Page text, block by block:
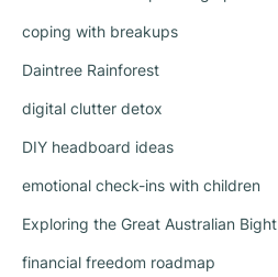
coping with breakups
Daintree Rainforest
digital clutter detox
DIY headboard ideas
emotional check-ins with children
Exploring the Great Australian Bight
financial freedom roadmap